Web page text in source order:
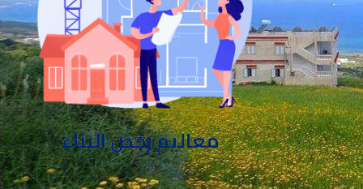
معاليم رخص البناء